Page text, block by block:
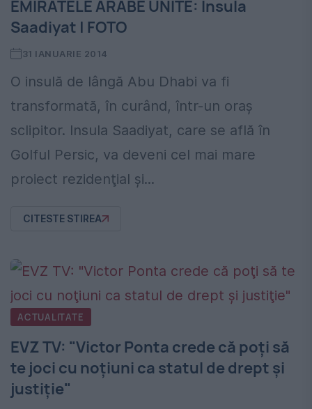
EMIRATELE ARABE UNITE: Insula
Saadiyat | FOTO
31 IANUARIE 2014
O insulă de lângă Abu Dhabi va fi
transformată, în curând, într-un oraş
sclipitor. Insula Saadiyat, care se află în
Golful Persic, va deveni cel mai mare
proiect rezidenţial şi...
CITESTE STIREA
ACTUALITATE
EVZ TV: "Victor Ponta crede că poţi să
te joci cu noţiuni ca statul de drept şi
justiţie"